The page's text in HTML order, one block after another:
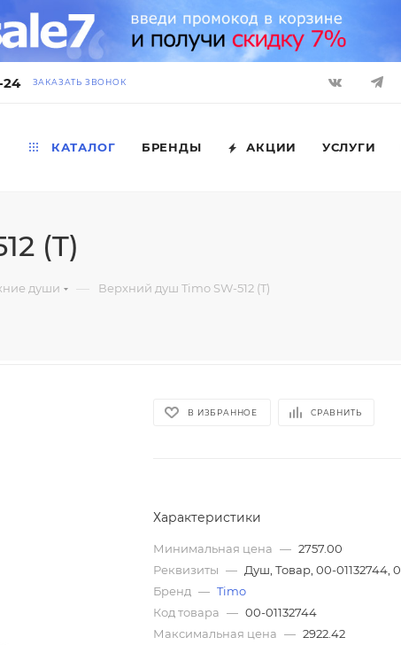
24 ЗАКАЗАТЬ ЗВОНОК
КАТАЛОГ БРЕНДЫ АКЦИИ УСЛУГИ
(T)
души — Верхний душ Timo SW-512 (T)
В ИЗБРАННОЕ СРАВНИТЬ
Характеристики
Минимальная цена — 2757.00
Реквизиты — Душ, Товар, 00-01132744, 0
Бренд — Timo
Код товара — 00-01132744
Максимальная цена — 2922.42